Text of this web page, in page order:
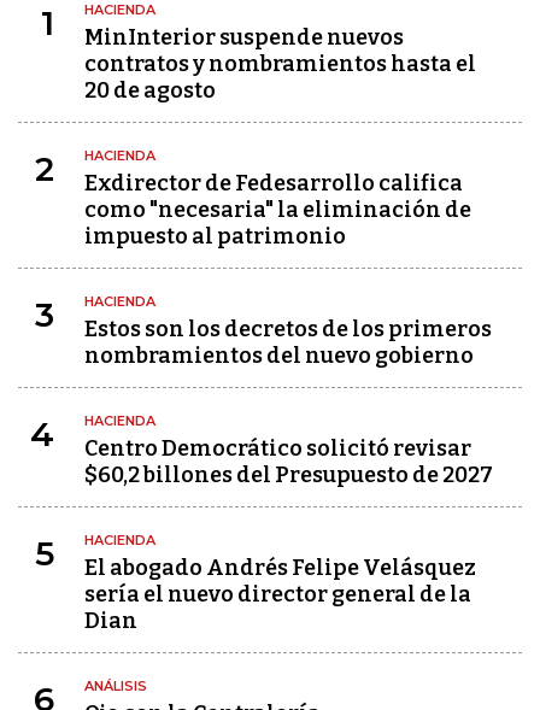
1 HACIENDA
MinInterior suspende nuevos
contratos y nombramientos hasta el
20 de agosto
2 HACIENDA
Exdirector de Fedesarrollo califica
como "necesaria" la eliminación de
impuesto al patrimonio
3 HACIENDA
Estos son los decretos de los primeros
nombramientos del nuevo gobierno
4 HACIENDA
Centro Democrático solicitó revisar
$60,2 billones del Presupuesto de 2027
5 HACIENDA
El abogado Andrés Felipe Velásquez
sería el nuevo director general de la
Dian
6 ANÁLISIS